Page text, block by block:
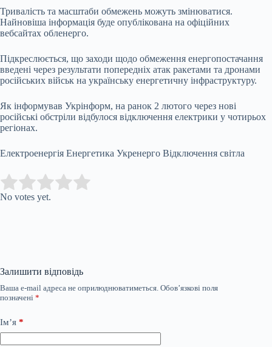
Тривалість та масштаби обмежень можуть змінюватися.
Найновіша інформація буде опублікована на офіційних
вебсайтах обленерго.
Підкреслюється, що заходи щодо обмеження енергопостачання
введені через результати попередніх атак ракетами та дронами
російських військ на українську енергетичну інфраструктуру.
Як інформував Укрінформ, на ранок 2 лютого через нові
російські обстріли відбулося відключення електрики у чотирьох
регіонах.
Електроенергія Енергетика Укренерго Відключення світла
Rate this item:
No votes yet.
Залишити відповідь
Ваша e-mail адреса не оприлюднюватиметься. Обов’язкові поля
позначені *
Ім’я *